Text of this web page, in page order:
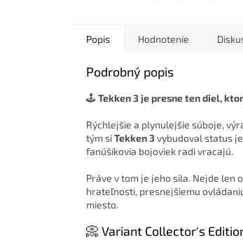
Popis Hodnotenie
Podrobný popis
🕹️ Tekken 3 je presne ten diel,
Rýchlejšie a plynulejšie súboje,
tým siTekken 3vybudoval status
fanúšikovia bojoviek radi vracajú.
Práve v tom je jeho sila. Nejde len
hrateľnosti, presnejšiemu
miesto.
📀 Variant Collector's